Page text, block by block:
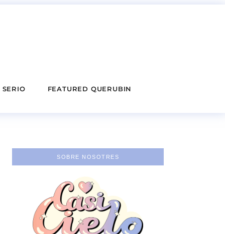
SERIO FEATURED QUERUBIN
SOBRE NOSOTRES